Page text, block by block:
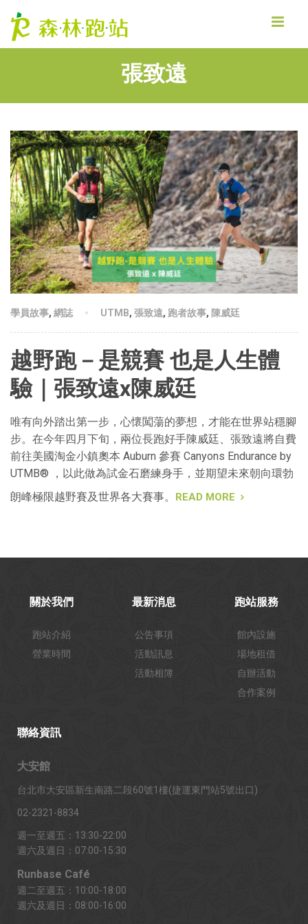
張致遠
學員故事, 網誌 UTMB, 張致遠, 跑者故事, 陳威廷
越野跑－是競賽 也是人生體
驗｜張致遠x陳威廷
唯有向外踏出第一步，心懷闖蕩的夢想，才能在世界站穩腳
步。在今年四月下旬，兩位長跑好手陳威廷、張致遠將自費
前往美國淘金小鎮奧本 Auburn 參賽 Canyons Endurance by
UTMB® ，以此做為試金石磨練身手，並期望未來朝向環勃
朗峰極限越野賽及世界各大賽事。 READ MORE
關於我們
跑站介紹
營業時間
最新消息
公告事項
活動訊息
活動相簿
跑站服務
館內設施
場地租借
自辦活動
合作案例
聯絡資訊
大安館
台北市大安區新生南路二段60號1樓(捷運東門站5號出口)
02-2321-8834
週一至週五：13:30-22:00
週六及週日：07:00-15:30
Runbase Café
週二至週五：10:00-18:00
週六及週日：08:00-16:00